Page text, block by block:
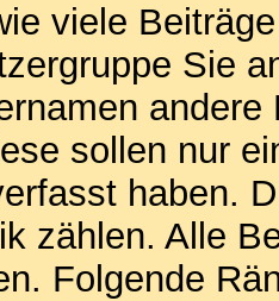
viele
Sie
sollen nur
haben.
zählen. Alle
Folgende